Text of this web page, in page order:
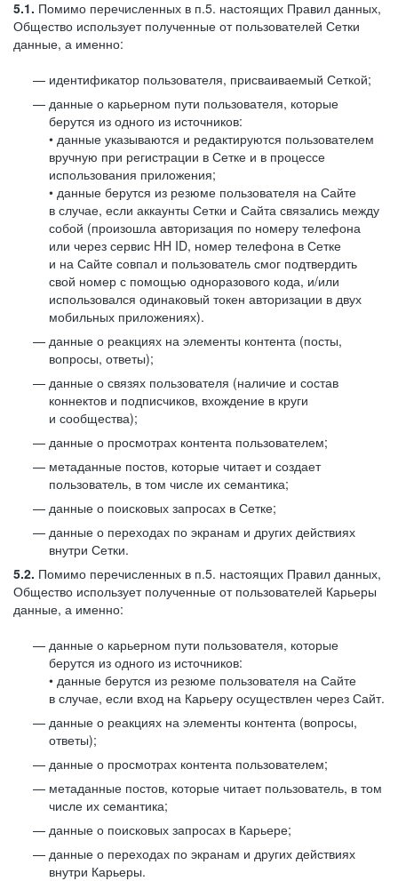
5.1. Помимо перечисленных в п.5. настоящих Правил данных,
Общество использует полученные от пользователей Сетки
данные, а именно:
идентификатор пользователя, присваиваемый Сеткой;
данные о карьерном пути пользователя, которые
берутся из одного из источников:
• данные указываются и редактируются пользователем
вручную при регистрации в Сетке и в процессе
использования приложения;
• данные берутся из резюме пользователя на Сайте
в случае, если аккаунты Сетки и Сайта связались между
собой (произошла авторизация по номеру телефона
или через сервис HH ID, номер телефона в Сетке
и на Сайте совпал и пользователь смог подтвердить
свой номер с помощью одноразового кода, и/или
использовался одинаковый токен авторизации в двух
мобильных приложениях).
данные о реакциях на элементы контента (посты,
вопросы, ответы);
данные о связях пользователя (наличие и состав
коннектов и подписчиков, вхождение в круги
и сообщества);
данные о просмотрах контента пользователем;
метаданные постов, которые читает и создает
пользователь, в том числе их семантика;
данные о поисковых запросах в Сетке;
данные о переходах по экранам и других действиях
внутри Сетки.
5.2. Помимо перечисленных в п.5. настоящих Правил данных,
Общество использует полученные от пользователей Карьеры
данные, а именно:
данные о карьерном пути пользователя, которые
берутся из одного из источников:
• данные берутся из резюме пользователя на Сайте
в случае, если вход на Карьеру осуществлен через Сайт.
данные о реакциях на элементы контента (вопросы,
ответы);
данные о просмотрах контента пользователем;
метаданные постов, которые читает пользователь, в том
числе их семантика;
данные о поисковых запросах в Карьере;
данные о переходах по экранам и других действиях
внутри Карьеры.